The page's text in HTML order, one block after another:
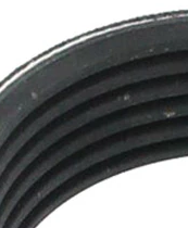
Hodnota
966 mm
21,36 mm
černá
6
Žádná
SVHC
substance